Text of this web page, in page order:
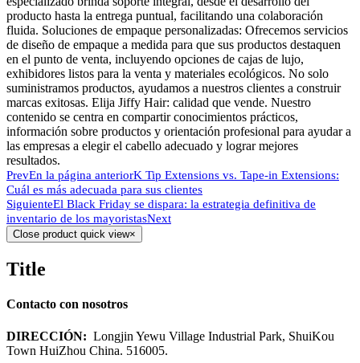
producto hasta la entrega puntual, facilitando una colaboración
fluida. Soluciones de empaque personalizadas: Ofrecemos servicios
de diseño de empaque a medida para que sus productos destaquen
en el punto de venta, incluyendo opciones de cajas de lujo,
exhibidores listos para la venta y materiales ecológicos. No solo
suministramos productos, ayudamos a nuestros clientes a construir
marcas exitosas. Elija Jiffy Hair: calidad que vende. Nuestro
contenido se centra en compartir conocimientos prácticos,
información sobre productos y orientación profesional para ayudar a
las empresas a elegir el cabello adecuado y lograr mejores
resultados.
PrevEn la página anteriorK Tip Extensions vs. Tape-in Extensions:
Cuál es más adecuada para sus clientes
SiguienteEl Black Friday se dispara: la estrategia definitiva de
inventario de los mayoristasNext
Close product quick view×
Title
Contacto con nosotros
DIRECCIÓN: Longjin Yewu Village Industrial Park, ShuiKou
Town HuiZhou China. 516005.